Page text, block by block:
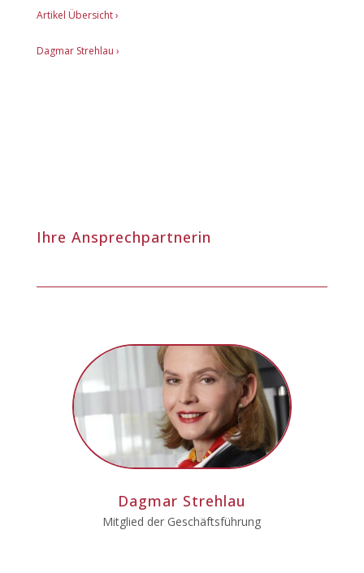
Artikel Übersicht›
Dagmar Strehlau ›
Ihre Ansprechpartnerin
Dagmar Strehlau
Mitglied der Geschäftsführung